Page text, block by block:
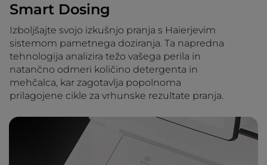
Smart Dosing
Izboljšajte svojo izkušnjo pranja s Haierjevim
sistemom pametnega doziranja. Ta napredna
tehnologija analizira težo vašega perila in
natančno odmeri količino detergenta in
mehčalca, kar zagotavlja popolnoma
prilagojene cikle za vrhunske rezultate pranja.